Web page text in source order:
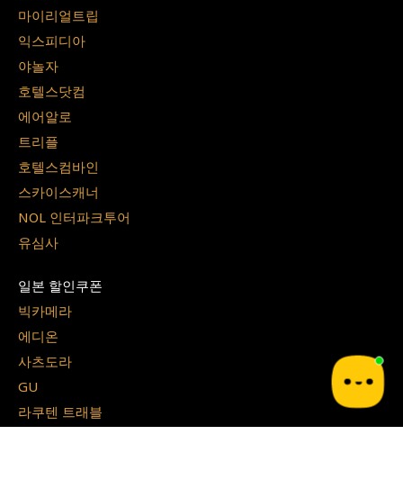
마이리얼트립
익스피디아
야놀자
호텔스닷컴
에어알로
트리플
호텔스컴바인
스카이스캐너
NOL 인터파크투어
유심사
일본 할인쿠폰
빅카메라
에디온
사츠도라
GU
라쿠텐 트래블